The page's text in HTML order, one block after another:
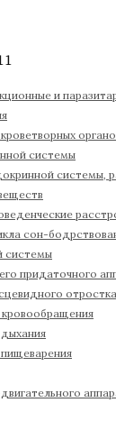
и
системы
системы,
сон-
системы
придаточного
отростка
кровообращения
пищеварения